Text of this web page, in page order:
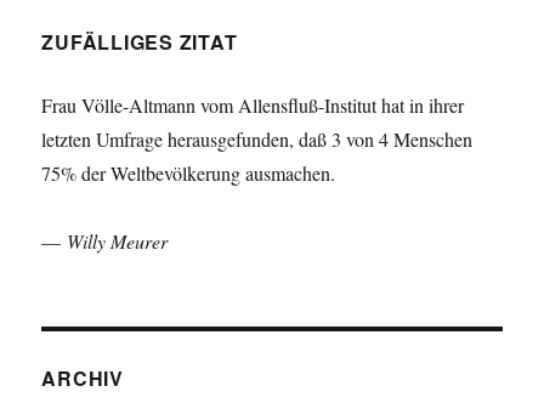
ZUFÄLLIGES ZITAT
Frau Völle-Altmann vom Allensfluß-Institut hat in ihrer
letzten Umfrage herausgefunden, daß 3 von 4 Menschen
75% der Weltbevölkerung ausmachen.
— Willy Meurer
ARCHIV